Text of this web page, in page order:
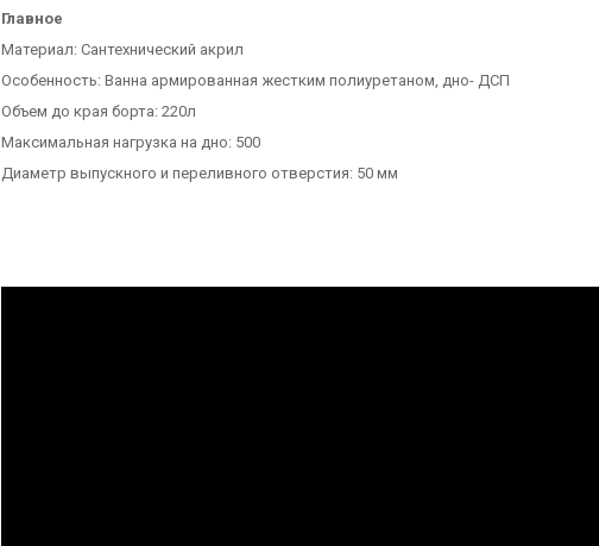
Главное
Материал: Сантехнический акрил
Особенность: Ванна армированная жестким полиуретаном, дно- ДСП
Объем до края борта: 220л
Максимальная нагрузка на дно: 500
Диаметр выпускного и переливного отверстия: 50 мм